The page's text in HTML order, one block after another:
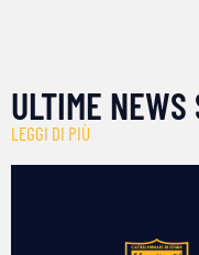
ULTIME NEWS
LEGGI DI PIÙ